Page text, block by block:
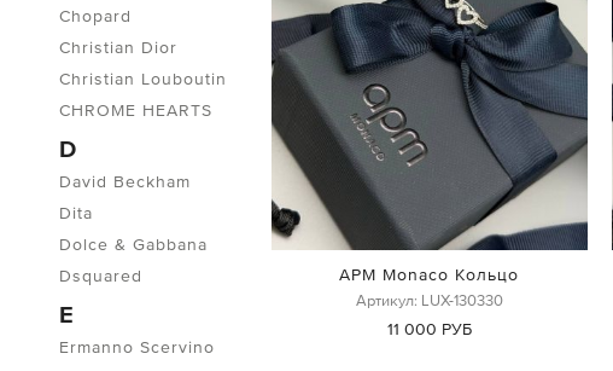
Chopard
Christian Dior
Christian Louboutin
CHROME HEARTS
D
David Beckham
Dita
Dolce & Gabbana
Dsquared
E
Ermanno Scervino
APM Monaco Кольцо
Артикул: LUX-130330
11 000 РУБ